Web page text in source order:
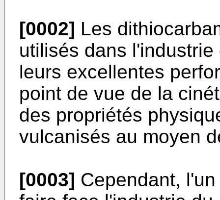
[0002] Les
utilisés dans
leurs excellentes
point de vue de la
des propriétés
vulcanisés au moyen
[0003] Cependant,